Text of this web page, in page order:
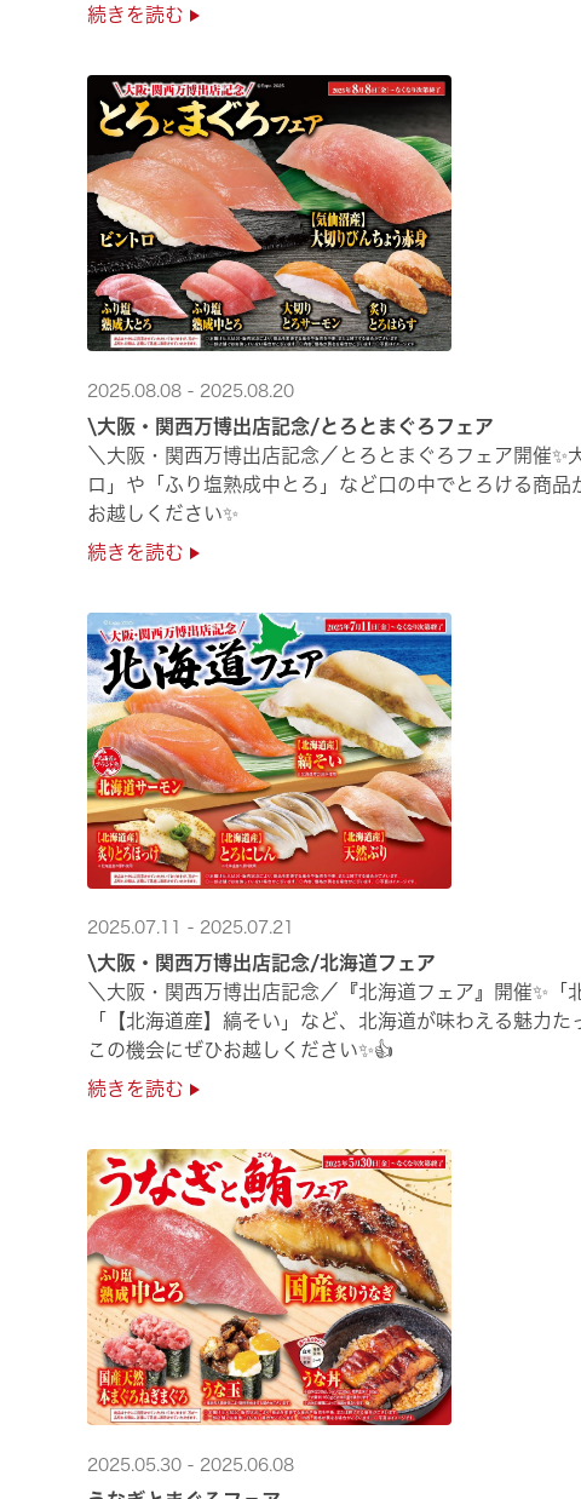
続きを読む
2025.08.08 - 2025.08.20
\大阪・関西万博出店記念/とろとまぐろフェア
＼大阪・関西万博出店記念／とろとまぐろフェア開催✨
ロ」や「ふり塩熟成中とろ」など口の中でとろける商
お越しください✨
続きを読む
2025.07.11 - 2025.07.21
\大阪・関西万博出店記念/北海道フェア
＼大阪・関西万博出店記念／『北海道フェア』開催✨「
「【北海道産】縞そい」など、北海道が味わえる魅力た
この機会にぜひお越しください✨👍
続きを読む
2025.05.30 - 2025.06.08